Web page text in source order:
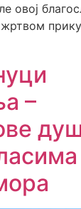
овој
–